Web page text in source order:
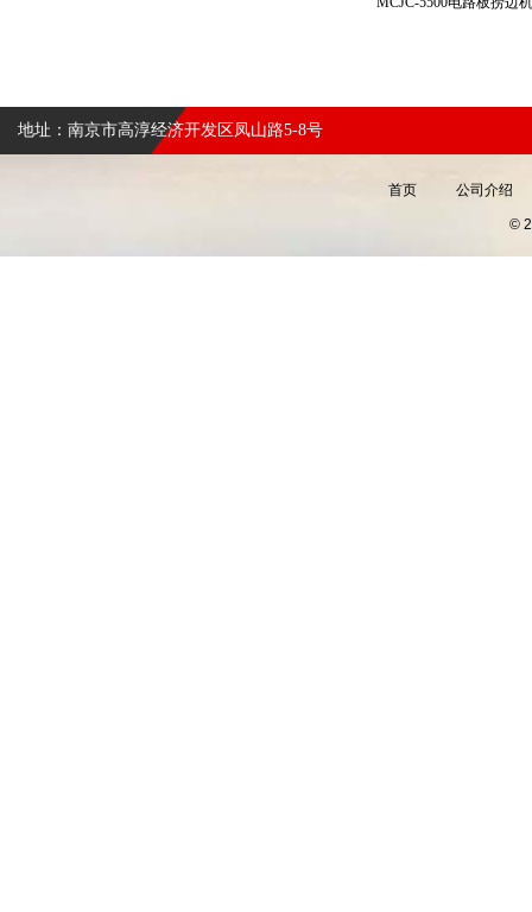
地址：南京市高淳经济开发区凤山路5-8号
首页 公司介绍
©